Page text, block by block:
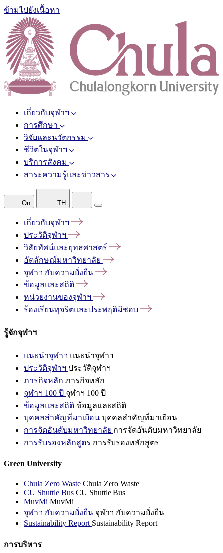
ข้ามไปยังเนื้อหา
เกี่ยวกับจุฬาฯ
การศึกษา
วิจัยและนวัตกรรม
ชีวิตในจุฬาฯ
บริการสังคม
สาระความรู้และข่าวสาร
On TH
เกี่ยวกับจุฬาฯ
ประวัติจุฬาฯ
วิสัยทัศน์และยุทธศาสตร์
อัตลักษณ์มหาวิทยาลัย
จุฬาฯ กับความยั่งยืน
ข้อมูลและสถิติ
หน่วยงานของจุฬาฯ
ร้องเรียนทุจริตและประพฤติมิชอบ
รู้จักจุฬาฯ
แนะนำจุฬาฯ แนะนำจุฬาฯ
ประวัติจุฬาฯ ประวัติจุฬาฯ
ภารกิจหลัก ภารกิจหลัก
จุฬาฯ 100 ปี จุฬาฯ 100 ปี
ข้อมูลและสถิติ ข้อมูลและสถิติ
บุคคลสำคัญที่มาเยือน บุคคลสำคัญที่มาเยือน
การจัดอันดับมหาวิทยาลัย การจัดอันดับมหาวิทยาลัย
การรับรองหลักสูตร การรับรองหลักสูตร
Green University
Chula Zero Waste Chula Zero Waste
CU Shuttle Bus CU Shuttle Bus
MuvMi MuvMi
จุฬาฯ กับความยั่งยืน จุฬาฯ กับความยั่งยืน
Sustainability Report Sustainability Report
การบริหาร